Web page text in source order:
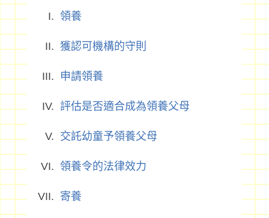
領養
獲認可機構的守則
申請領養
評估是否適合成為領養父母
交託幼童予領養父母
領養令的法律效力
寄養